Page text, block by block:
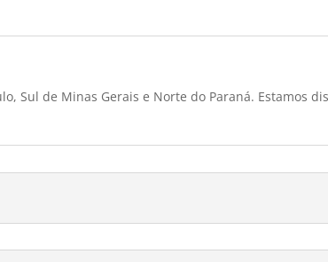
Sul de Minas Gerais e Norte do Paraná. Estamos